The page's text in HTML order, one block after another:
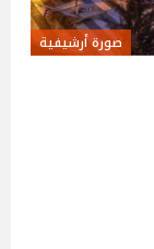
صورة أرشيفية